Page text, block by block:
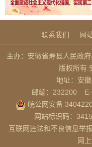
联系我们 网
主办：安徽省寿县人民政
版权所有:
地址：安
邮编：232200
皖公网安备
网站标识码：
互联网违法和不良信息举
网